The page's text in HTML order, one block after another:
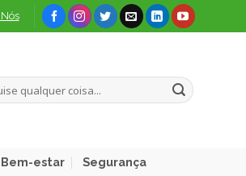
estar Segurança